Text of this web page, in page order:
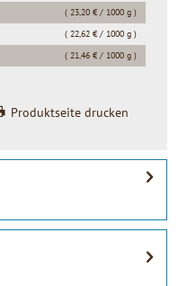
( 23,20 € / 1000 g )
( 22,62 € / 1000 g )
( 21,46 € / 1000 g )
Produktseite drucken